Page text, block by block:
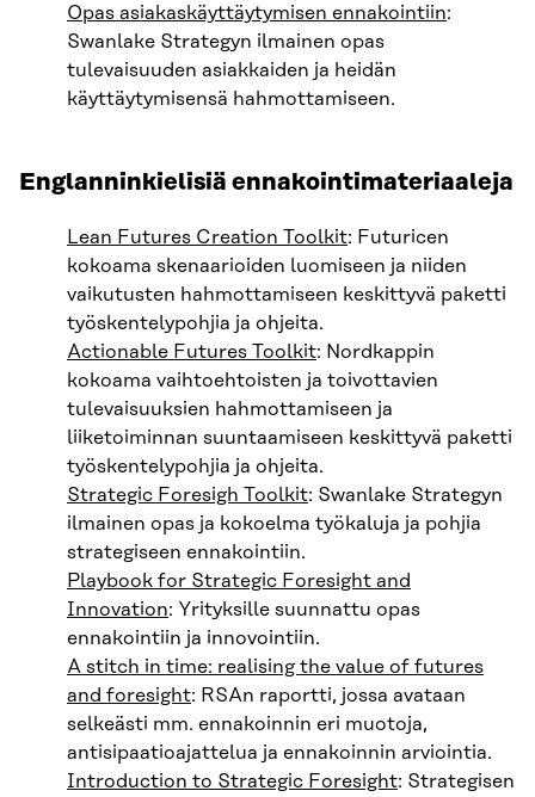
Opas asiakaskäyttäytymisen ennakointiin:
Swanlake Strategyn ilmainen opas
tulevaisuuden asiakkaiden ja heidän
käyttäytymisensä hahmottamiseen.
Englanninkielisiä ennakointimateriaaleja
Lean Futures Creation Toolkit: Futuricen
kokoama skenaarioiden luomiseen ja niiden
vaikutusten hahmottamiseen keskittyvä paketti
työskentelypohjia ja ohjeita.
Actionable Futures Toolkit: Nordkappin
kokoama vaihtoehtoisten ja toivottavien
tulevaisuuksien hahmottamiseen ja
liiketoiminnan suuntaamiseen keskittyvä paketti
työskentelypohjia ja ohjeita.
Strategic Foresigh Toolkit: Swanlake Strategyn
ilmainen opas ja kokoelma työkaluja ja pohjia
strategiseen ennakointiin.
Playbook for Strategic Foresight and
Innovation: Yrityksille suunnattu opas
ennakointiin ja innovointiin.
A stitch in time: realising the value of futures
and foresight: RSAn raportti, jossa avataan
selkeästi mm. ennakoinnin eri muotoja,
antisipaatioajattelua ja ennakoinnin arviointia.
Introduction to Strategic Foresight: Strategisen